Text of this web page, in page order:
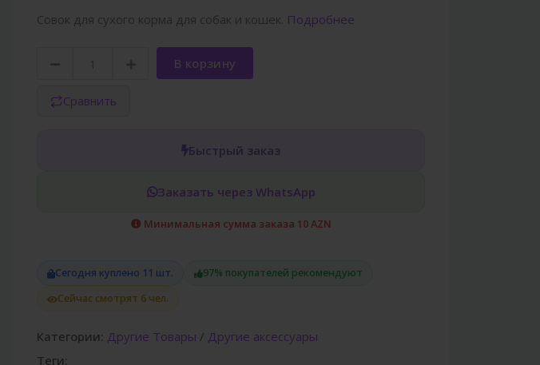
Совок для сухого корма для собак и кошек. Подробнее
В корзину
Сравнить
Быстрый заказ
Заказать через WhatsApp
Минимальная сумма заказа 10 AZN
Сегодня куплено 11 шт.
97% покупателей рекомендуют
Сейчас смотрят 6 чел.
Категории: Другие Товары / Другие аксессуары
Теги: